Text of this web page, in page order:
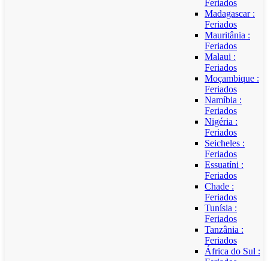
Feriados
Madagascar :
Feriados
Mauritânia :
Feriados
Malaui :
Feriados
Moçambique :
Feriados
Namíbia :
Feriados
Nigéria :
Feriados
Seicheles :
Feriados
Essuatíni :
Feriados
Chade :
Feriados
Tunísia :
Feriados
Tanzânia :
Feriados
África do Sul :